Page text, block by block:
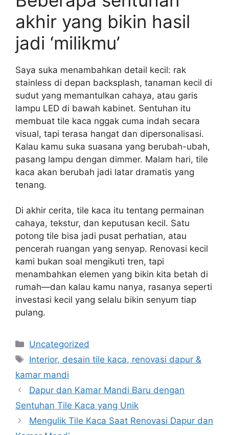
akhir yang bikin hasil
jadi ‘milikmu’
Saya suka menambahkan detail kecil: rak
stainless di depan backsplash, tanaman kecil di
sudut yang memantulkan cahaya, atau garis
lampu LED di bawah kabinet. Sentuhan itu
membuat tile kaca nggak cuma indah secara
visual, tapi terasa hangat dan dipersonalisasi.
Kalau kamu suka suasana yang berubah-ubah,
pasang lampu dengan dimmer. Malam hari, tile
kaca akan berubah jadi latar dramatis yang
tenang.
Di akhir cerita, tile kaca itu tentang permainan
cahaya, tekstur, dan keputusan kecil. Satu
potong tile bisa jadi pusat perhatian, atau
pencerah ruangan yang senyap. Renovasi kecil
kami bukan soal mengikuti tren, tapi
menambahkan elemen yang bikin kita betah di
rumah—dan kalau kamu nanya, rasanya seperti
investasi kecil yang selalu bikin senyum tiap
pulang.
Categories
Uncategorized
Tags
Interior, desain tile kaca, renovasi dapur &
kamar mandi
Dapur dan Kamar Mandi Baru dengan
Sentuhan Tile Kaca yang Unik
Mengulik Tile Kaca Saat Renovasi Dapur dan